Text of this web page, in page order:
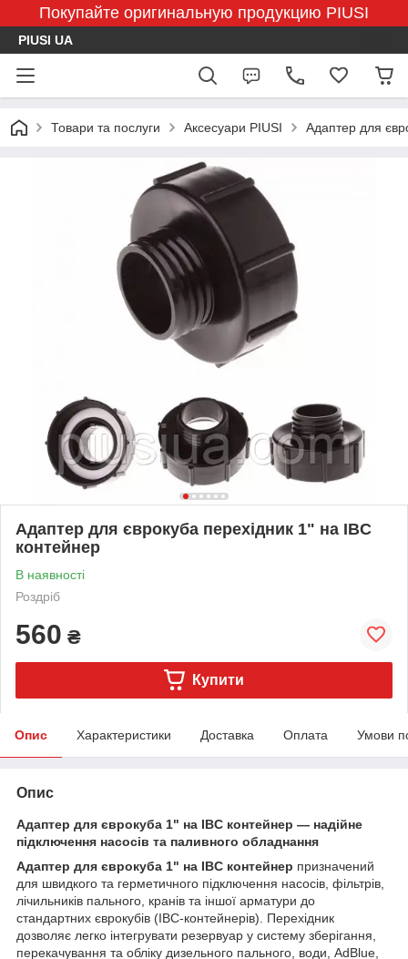
Покупайте оригинальную продукцию PIUSI
PIUSI UA
Товари та послуги Аксесуари PIUSI Адаптер для
Адаптер для єврокуба перехідник 1" на IBC
контейнер
В наявності
Роздріб
560 ₴
Купити
Опис Характеристики Доставка Оплата Умови
Опис
Адаптер для єврокуба 1" на IBC контейнер — надійне
підключення насосів та паливного обладнання
Адаптер для єврокуба 1" на IBC контейнер призначений
для швидкого та герметичного підключення насосів, фільтрів,
лічильників пального, кранів та іншої арматури до
стандартних єврокубів (IBC-контейнерів). Перехідник
дозволяє легко інтегрувати резервуар у систему зберігання,
перекачування та обліку дизельного пального, води, AdBlue,